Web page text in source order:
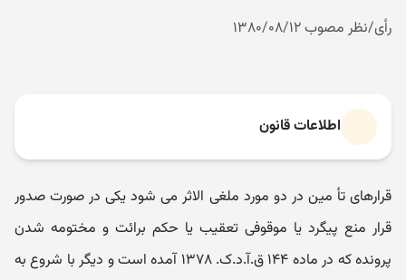
رأی/نظر مصوب ۱۳۸۰/۰۸/۱۲
اطلاعات قانون
قرارهای تأ مین در دو مورد ملغی الاثر می شود یکی در صورت صدور
قرار منع پیگرد یا موقوفی تعقیب یا حکم برائت و مختومه شدن
پرونده که در ماده ۱۴۴ ق.آ.د.ک. ۱۳۷۸ آمده است و دیگر با شروع به